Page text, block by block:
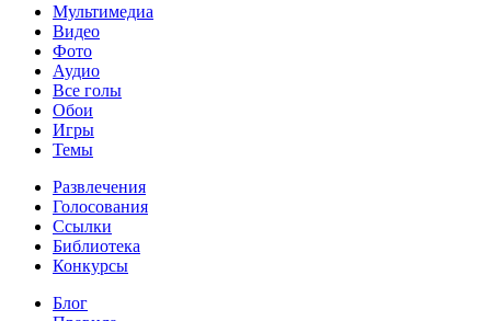
Мультимедиа
Видео
Фото
Аудио
Все голы
Обои
Игры
Темы
Развлечения
Голосования
Ссылки
Библиотека
Конкурсы
Блог